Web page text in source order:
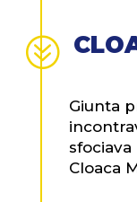
?
Giunta
Cloaca